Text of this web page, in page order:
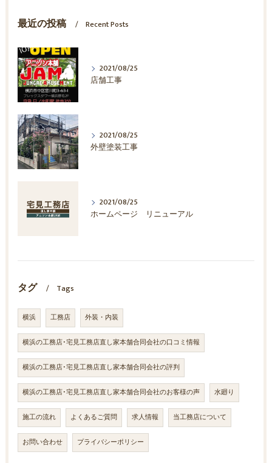
最近の投稿 Recent Posts
2021/08/25
店舗工事
2021/08/25
外壁塗装工事
2021/08/25
ホームページ リニューアル
タグ Tags
横浜 工務店 外装・内装
横浜の工務店･宅見工務店直し家本舗合同会社の口コミ情報
横浜の工務店･宅見工務店直し家本舗合同会社の評判
横浜の工務店･宅見工務店直し家本舗合同会社のお客様の声 水廻り
施工の流れ よくあるご質問 求人情報 当工務店について
お問い合わせ プライバシーポリシー